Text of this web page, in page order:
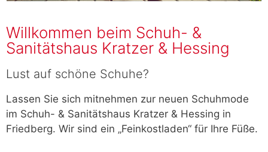
Willkommen beim Schuh- &
Sanitätshaus Kratzer & Hessing
Lust auf schöne Schuhe?
Lassen Sie sich mitnehmen zur neuen Schuhmode
im Schuh- & Sanitätshaus Kratzer & Hessing in
Friedberg. Wir sind ein „Feinkostladen“ für Ihre Füße.